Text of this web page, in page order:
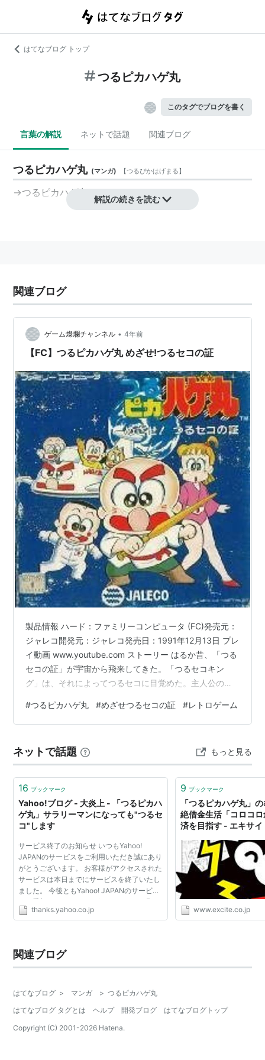
はてなブログ トップ
つるピカハゲ丸
このタグでブログを書く
言葉の解説 ネットで話題 関連ブログ
つるピカハゲ丸 (マンガ) 【つるぴかはげまる】
→つるピカハゲ丸くん
解説の続きを読む
関連ブログ
ゲーム燦爛チャンネル • 4年前
【FC】つるピカハゲ丸 めざせ!つるセコの証
製品情報 ハード：ファミリーコンピュータ (FC)発売元：
ジャレコ開発元：ジャレコ発売日：1991年12月13日 プレ
イ動画 www.youtube.com ストーリー はるか昔、「つる
セコの証」が宇宙から飛来してきた。「つるセコキン
グ」は、それによってつるセコに目覚めた。主人公のハ
す旅に出ることになった。出展元：ウィキペディア
amazon つるピカハゲ丸 ジャレコ Amazon
#つるピカハゲ丸 #めざせつるセコの証 #レトロゲーム
ネットで話題 もっと見る
16 ブックマーク
Yahoo!ブログ - 大炎上 - 「つるピカハ
ゲ丸」サラリーマンになっても"つるセ
コ"します
サービス終了のお知らせ いつもYahoo!
JAPANのサービスをご利用いただき誠にあり
がとうございます。 お客様がアクセスされた
サービスは本日までにサービスを終了いたし
ました。 今後ともYahoo! JAPANのサービス
をご愛顧くださいますよう、よろしくお願い
いたします。
thanks.yahoo.co.jp
9 ブックマーク
「つるピカハゲ丸」
絶借金生活「コロコ
済を目指す - エキサ
www.excite.co.jp
関連ブログ
はてなブログ > マンガ > つるピカハゲ丸
はてなブログ タグとは
ヘルプ 開発ブログ
はてなブログトップ
Copyright (C) 2001-2026 Hatena.